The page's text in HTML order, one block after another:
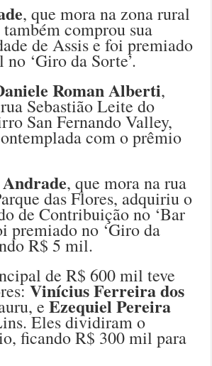
, que mora na zona rural
comprou sua
de Assis e foi premiado
‘Giro da Sorte’.
Roman Alberti,
Sebastião Leite do
San Fernando Valley,
com o prêmio
Andrade, que mora na rua
das Flores, adquiriu o
de Contribuição no ‘Bar
premiado no ‘Giro da
R$ 5 mil.
de R$ 600 mil teve
Vinícius Ferreira dos
eEzequiel Pereira
Eles dividiram o
ficando R$ 300 mil para